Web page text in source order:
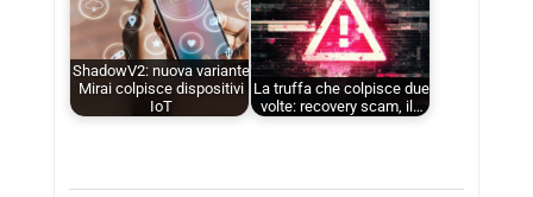
ShadowV2: nuova variante
Mirai colpisce dispositivi
IoT
La truffa che colpisce due
volte: recovery scam, il…